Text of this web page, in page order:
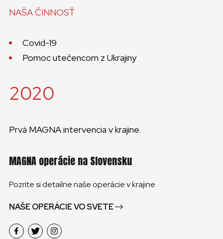
NAŠA ČINNOSŤ
Covid-19
Pomoc utečencom z Ukrajiny
2020
Prvá MAGNA intervencia v krajine.
MAGNA operácie na Slovensku
Pozrite si detailne naše operácie v krajine
NAŠE OPERÁCIE VO SVETE